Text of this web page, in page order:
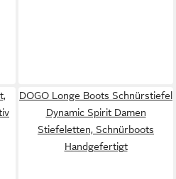
DOGO Longe Boots Schnürstiefel
Dynamic Spirit Damen
Stiefeletten, Schnürboots
Handgefertigt